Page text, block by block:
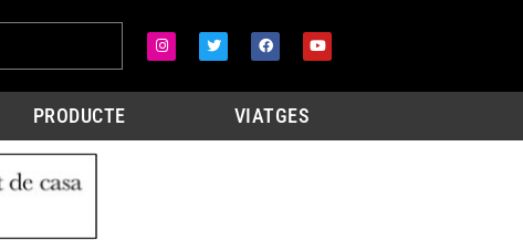
PRODUCTE VIATGES